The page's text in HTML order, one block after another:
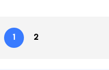
1 2